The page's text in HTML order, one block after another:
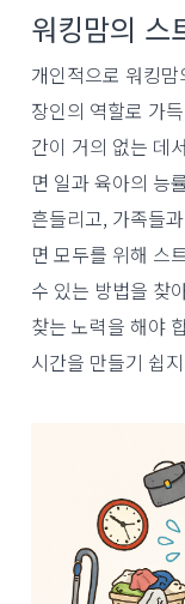
워킹맘의 스
개인적으로 워킹
장인의 역할로 가
간이 거의 없는 데
면 일과 육아의 능
흔들리고, 가족들
면 모두를 위해 스
수 있는 방법을 찾
찾는 노력을 해야
시간을 만들기 쉽